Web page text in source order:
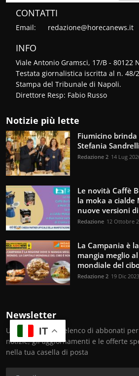
CONTATTI
Email: redazione@horecanews.it
INFO
Viale Antonio Gramsci, 17/B - 80122
Testata giornalistica iscritta al n. 48/
Stampa del Tribunale di Napoli.
Direttore Resp: Fabio Russo
Notizie più lette
Fiumicino
Stefania
Redazione 2 14 Lug
Le novità Caffè
la moka a cialde
nuove versioni
Redazione 12 Ottobre
La Campania è
mangia meglio
mondiale del
Redazione 2 19 Dic
Newsletter
Unisciti al nostro elenco di abbonati
notizie, gli aggiornamenti e le offerte
nella tua casella di posta
IT